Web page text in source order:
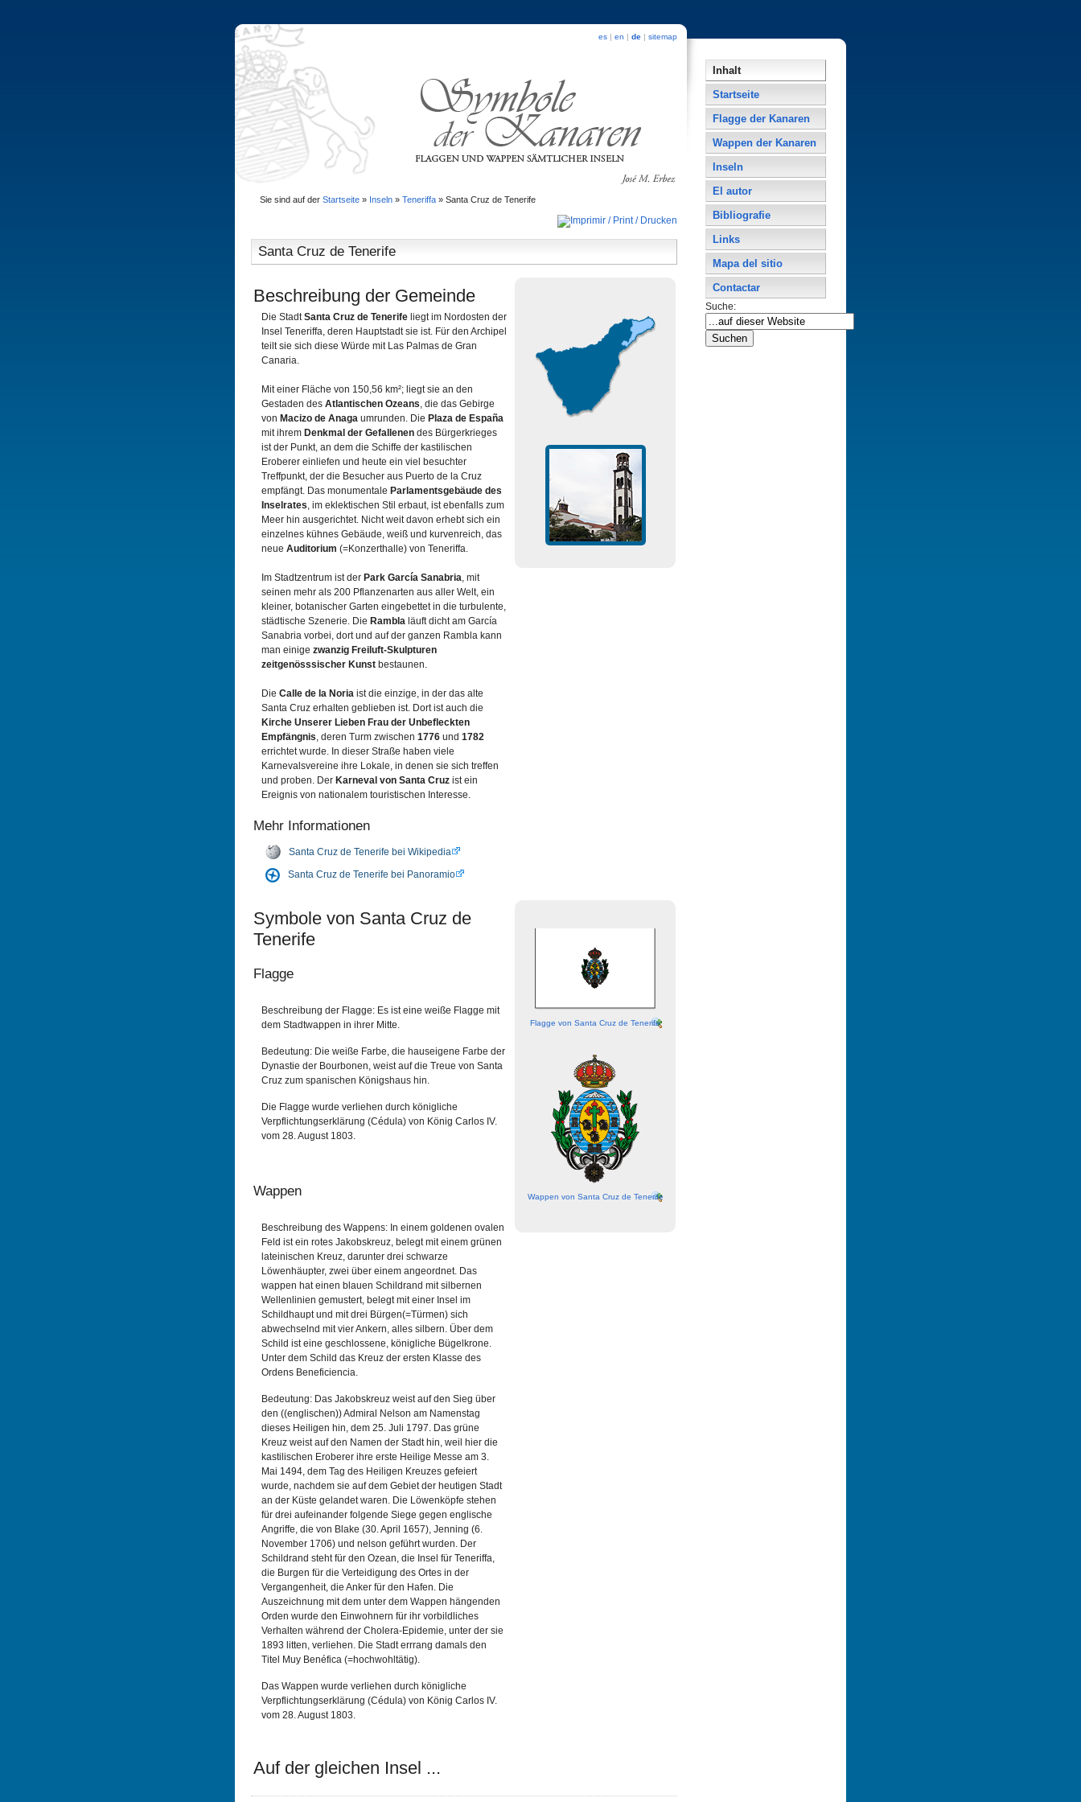
es | en | de | sitemap
Sie sind auf der Startseite» Inseln» Teneriffa» Santa Cruz de Tenerife
Santa Cruz de Tenerife
Beschreibung der Gemeinde
Die StadtSanta Cruz de Tenerife liegt im Nordosten der
Insel Teneriffa, deren Hauptstadt sie ist. Für den Archipel
teilt sie sich diese Würde mit Las Palmas de Gran
Canaria.
Mit einer Fläche von 150,56 km²; liegt sie an den
Gestaden des Atlantischen Ozeans, die das Gebirge
von Macizo de Anaga umrunden. Die Plaza de España
mit ihrem Denkmal der Gefallenen des Bürgerkrieges
ist der Punkt, an dem die Schiffe der kastilischen
Eroberer einliefen und heute ein viel besuchter
Treffpunkt, der die Besucher aus Puerto de la Cruz
empfängt. Das monumentale Parlamentsgebäude des
Inselrates, im eklektischen Stil erbaut, ist ebenfalls zum
Meer hin ausgerichtet. Nicht weit davon erhebt sich ein
einzelnes kühnes Gebäude, weiß und kurvenreich, das
neue Auditorium (=Konzerthalle) von Teneriffa.
Im Stadtzentrum ist der Park García Sanabria, mit
seinen mehr als 200 Pflanzenarten aus aller Welt, ein
kleiner, botanischer Garten eingebettet in die turbulente,
städtische Szenerie. Die Rambla läuft dicht am García
Sanabria vorbei, dort und auf der ganzen Rambla kann
man einige zwanzig Freiluft-Skulpturen
zeitgenösssischer Kunst bestaunen.
Die Calle de la Noria ist die einzige, in der das alte
Santa Cruz erhalten geblieben ist. Dort ist auch die
Kirche Unserer Lieben Frau der Unbefleckten
Empfängnis, deren Turm zwischen 1776 und 1782
errichtet wurde. In dieser Straße haben viele
Karnevalsvereine ihre Lokale, in denen sie sich treffen
und proben. Der Karneval von Santa Cruz ist ein
Ereignis von nationalem touristischen Interesse.
Mehr Informationen
Santa Cruz de Tenerife bei Wikipedia
Santa Cruz de Tenerife bei Panoramio
Symbole von Santa Cruz de
Tenerife
Flagge
Beschreibung der Flagge: Es ist eine weiße Flagge mit
dem Stadtwappen in ihrer Mitte.
Bedeutung: Die weiße Farbe, die hauseigene Farbe der
Dynastie der Bourbonen, weist auf die Treue von Santa
Cruz zum spanischen Königshaus hin.
Die Flagge wurde verliehen durch königliche
Verpflichtungserklärung (Cédula) von König Carlos IV.
vom 28. August 1803.
Wappen
Beschreibung des Wappens: In einem goldenen ovalen
Feld ist ein rotes Jakobskreuz, belegt mit einem grünen
lateinischen Kreuz, darunter drei schwarze
Löwenhäupter, zwei über einem angeordnet. Das
wappen hat einen blauen Schildrand mit silbernen
Wellenlinien gemustert, belegt mit einer Insel im
Schildhaupt und mit drei Bürgen(=Türmen) sich
abwechselnd mit vier Ankern, alles silbern. Über dem
Schild ist eine geschlossene, königliche Bügelkrone.
Unter dem Schild das Kreuz der ersten Klasse des
Ordens Beneficiencia.
Bedeutung: Das Jakobskreuz weist auf den Sieg über
den ((englischen)) Admiral Nelson am Namenstag
dieses Heiligen hin, dem 25. Juli 1797. Das grüne
Kreuz weist auf den Namen der Stadt hin, weil hier die
kastilischen Eroberer ihre erste Heilige Messe am 3.
Mai 1494, dem Tag des Heiligen Kreuzes gefeiert
wurde, nachdem sie auf dem Gebiet der heutigen Stadt
an der Küste gelandet waren. Die Löwenköpfe stehen
für drei aufeinander folgende Siege gegen englische
Angriffe, die von Blake (30. April 1657), Jenning (6.
November 1706) und nelson geführt wurden. Der
Schildrand steht für den Ozean, die Insel für Teneriffa,
die Burgen für die Verteidigung des Ortes in der
Vergangenheit, die Anker für den Hafen. Die
Auszeichnung mit dem unter dem Wappen hängenden
Orden wurde den Einwohnern für ihr vorbildliches
Verhalten während der Cholera-Epidemie, unter der sie
1893 litten, verliehen. Die Stadt errrang damals den
Titel Muy Benéfica (=hochwohltätig).
Das Wappen wurde verliehen durch königliche
Verpflichtungserklärung (Cédula) von König Carlos IV.
vom 28. August 1803.
Auf der gleichen Insel ...
Flagge von Santa Cruz de Tenerife
Wappen von Santa Cruz de Tenerife
Inhalt
Startseite
Flagge der Kanaren
Wappen der Kanaren
Inseln
El autor
Bibliografie
Links
Mapa del sitio
Contactar
Suche: